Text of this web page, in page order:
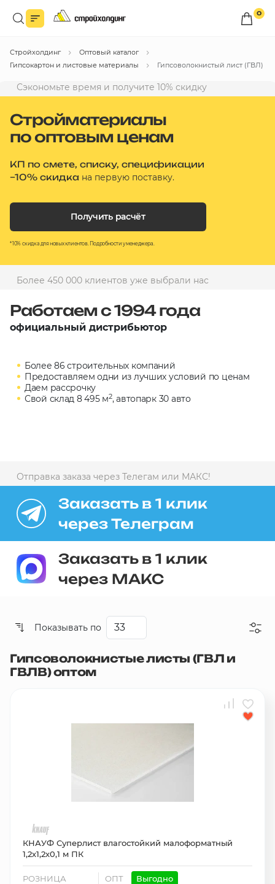
0
Войдите в личный кабинет
Вы сможете оформлять заказыпо оптовым ценам.
Войти
Каталог товаров
Быстрый заказ по списку
бренды
Избранное
Сравнение
В корзину
Минимальный заказ
+7(495) 988-86-47
Max
Телеграм
Стройхолдинг
Оптовый каталог
Гипсокартон и листовые материалы
Гипсоволокнистый лист (ГВЛ)
Сэкономьте время и получите 10% скидку
Стройматериалы
по оптовым ценам
КП по смете, списку, спецификации
–10% скидка на первую поставку.
Получить расчёт
* 10% скидка для новых клиентов. Подробности у менеджера.
Более 450 000 клиентов уже выбрали нас
Работаем с 1994 года
официальный дистрибьютор
Более 86 строительных компаний
Предоставляем одни из лучших условий по ценам
Даем рассрочку
Свой склад 8 495 м2, автопарк 30 авто
Отправка заказа через Телегам или МАКС!
Заказать в 1 клик
через Телеграм
Заказать в 1 клик
через МАКС
Со скидкой
Показывать по
Гипсоволокнистые листы (ГВЛ и
ГВЛВ) оптом
КНАУФ Суперлист влагостойкий малоформатный
1,2х1,2х0,1 м ПК
РОЗНИЦА ОПТ Выгодно